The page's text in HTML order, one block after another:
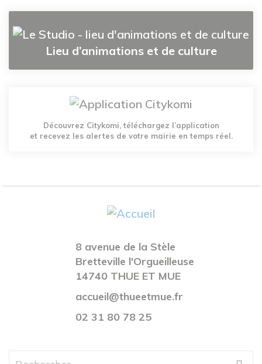
Lieu d’animations et de culture
Découvrez Citykomi, téléchargez l’application
et recevez les alertes de votre mairie en temps réel.
8 avenue de la Stèle
Bretteville l'Orgueilleuse
14740 THUE ET MUE
accueil@thueetmue.fr
02 31 80 78 25